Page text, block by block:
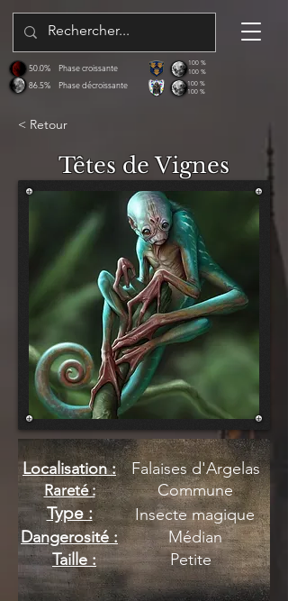
86.5%
50.0%
Phase décroissante
Phase croissante
100 %
100 %
100 %
100 %
< Retour
Têtes de Vignes
Localisation :
Rareté :
Type :
Dangerosité :
Taille :
Falaises d'Argelas
Commune
Insecte magique
Médian
Petite